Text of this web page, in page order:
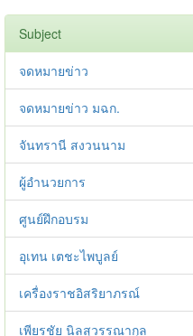
Subject
จดหมายข่าว
จดหมายข่าว มฉก.
จันทรานี สงวนนาม
ผู้อำนวยการ
ศูนย์ฝึกอบรม
อุเทน เตชะไพบูลย์
เครื่องราชอิสริยาภรณ์
เพียรชัย นิลสุวรรณากุล